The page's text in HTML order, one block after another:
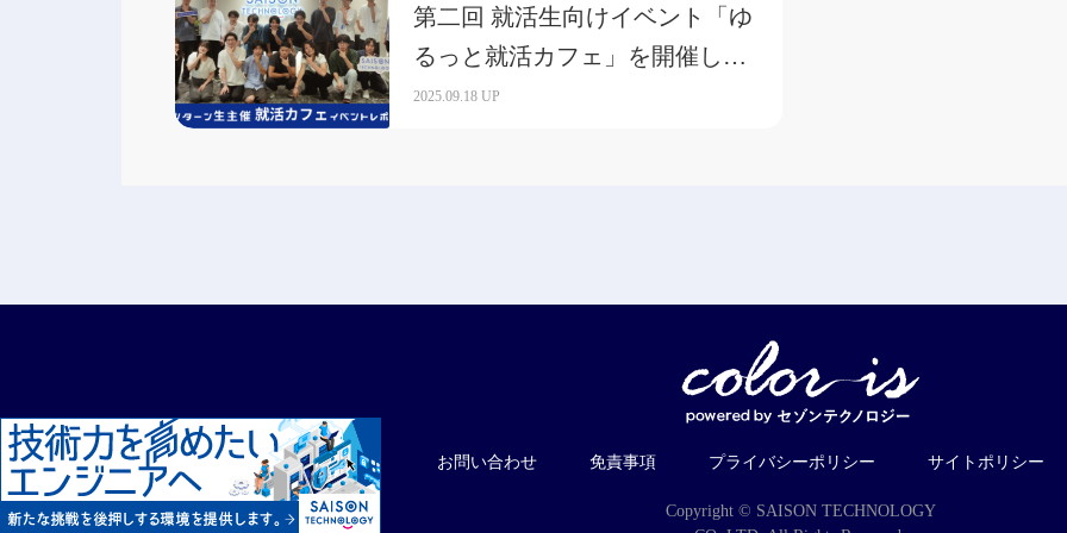
第二回 就活生向けイベント「ゆ
るっと就活カフェ」を開催しま
した！
2025.09.18 UP
お問い合わせ 免責事項 プライバシーポリシー サイトポリシー
Copyright © SAISON TECHNOLOGY